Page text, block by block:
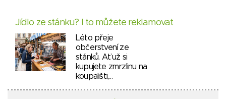
Jídlo ze stánku? I to můžete reklamovat
Léto přeje
občerstvení ze
stánků. Ať už si
kupujete zmrzlinu na
koupališti,…